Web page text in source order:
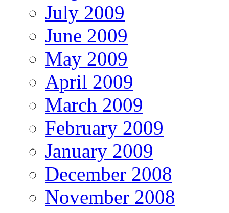
July 2009
June 2009
May 2009
April 2009
March 2009
February 2009
January 2009
December 2008
November 2008